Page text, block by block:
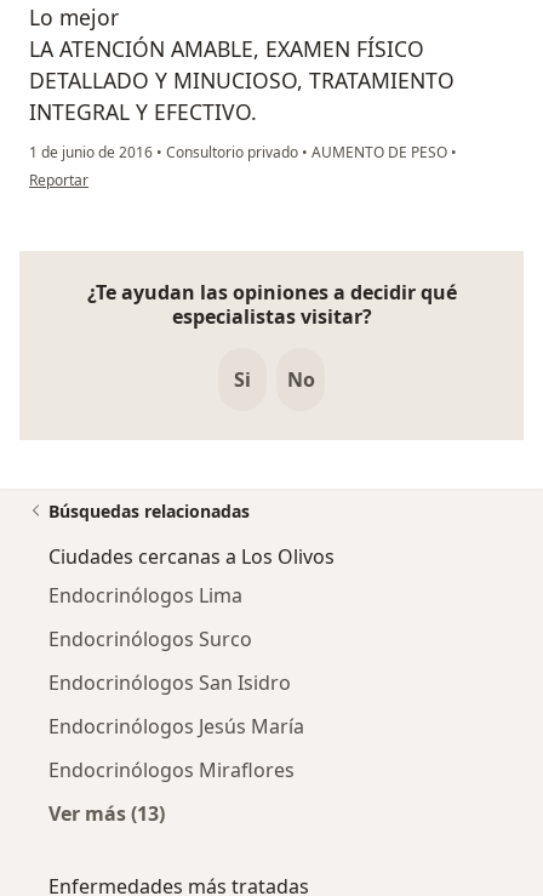
Lo mejor
LA ATENCIÓN AMABLE, EXAMEN FÍSICO
DETALLADO Y MINUCIOSO, TRATAMIENTO
INTEGRAL Y EFECTIVO.
1 de junio de 2016 • Consultorio privado • AUMENTO DE PESO •
en opinión del usuario paciente
Reportar
¿Te ayudan las opiniones a decidir qué
especialistas visitar?
Si No
Búsquedas relacionadas
Ciudades cercanas a Los Olivos
Endocrinólogos Lima
Endocrinólogos Surco
Endocrinólogos San Isidro
Endocrinólogos Jesús María
Endocrinólogos Miraflores
Ver más (13)
Enfermedades más tratadas